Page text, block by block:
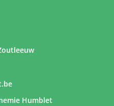
Humblet